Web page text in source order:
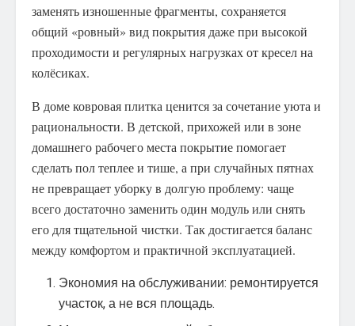
заменять изношенные фрагменты, сохраняется
общий «ровный» вид покрытия даже при высокой
проходимости и регулярных нагрузках от кресел на
колёсиках.
В доме ковровая плитка ценится за сочетание уюта и
рациональности. В детской, прихожей или в зоне
домашнего рабочего места покрытие помогает
сделать пол теплее и тише, а при случайных пятнах
не превращает уборку в долгую проблему: чаще
всего достаточно заменить один модуль или снять
его для тщательной чистки. Так достигается баланс
между комфортом и практичной эксплуатацией.
Экономия на обслуживании: ремонтируется
участок, а не вся площадь.